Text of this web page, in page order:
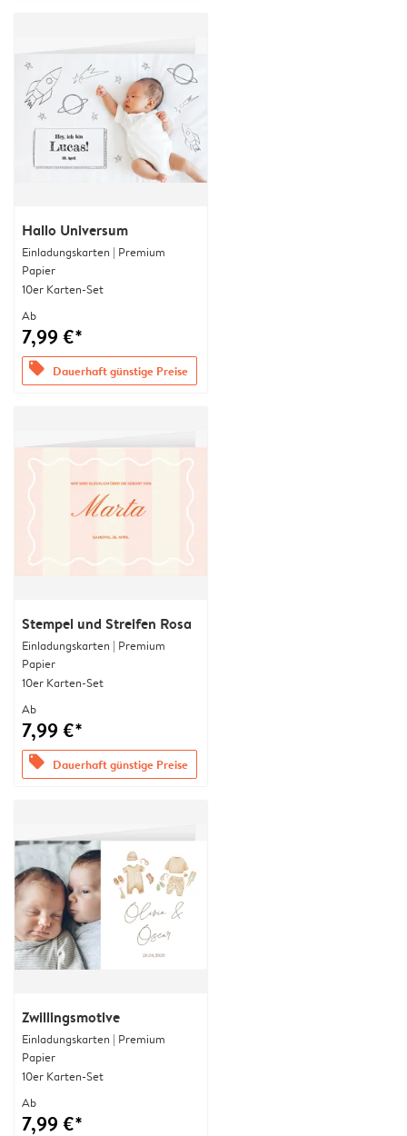
Hallo Universum
Einladungskarten | Premium
Papier
10er Karten-Set
Ab
7,99 €*
offers Dauerhaft günstige Preise
Stempel und Streifen Rosa
Einladungskarten | Premium
Papier
10er Karten-Set
Ab
7,99 €*
offers Dauerhaft günstige Preise
Zwillingsmotive
Einladungskarten | Premium
Papier
10er Karten-Set
Ab
7,99 €*